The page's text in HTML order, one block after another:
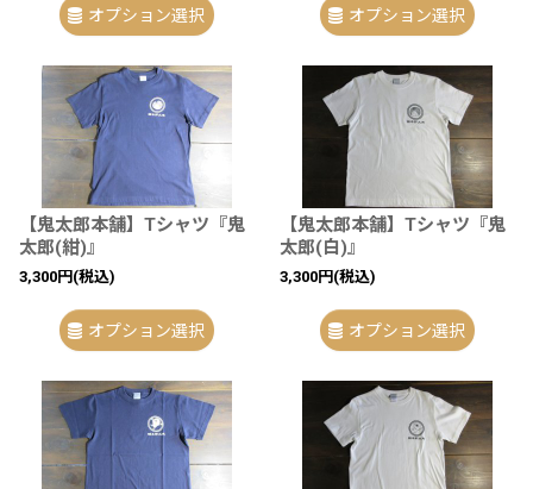
オプション選択 オプション選択
【鬼太郎本舗】Tシャツ『鬼
太郎(紺)』
3,300円 (税込)
オプション選択
【鬼太郎本舗】Tシャツ『鬼
太郎(白)』
3,300円 (税込)
オプション選択